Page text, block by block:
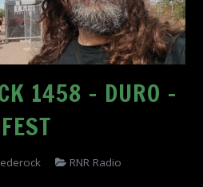
1458 – DURO –
RNR Radio